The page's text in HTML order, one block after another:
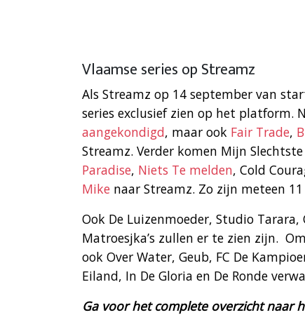
Vlaamse series op Streamz
Als Streamz op 14 september van
series exclusief zien op het platform.
aangekondigd, maar ook Fair Trade,
Streamz. Verder komen Mijn
Paradise, Niets Te melden, Cold
Mike naar Streamz. Zo zijn meteen
Ook De Luizenmoeder, Studio
Matroesjka’s zullen er te zien zijn.
ook Over Water, Geub, FC De
Eiland, In De Gloria en De Ronde
Ga voor het complete overzicht naar